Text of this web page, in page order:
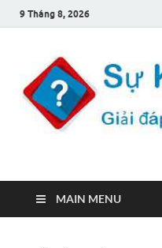
9 Tháng 8, 2026
Sự Khác
MAIN MENU